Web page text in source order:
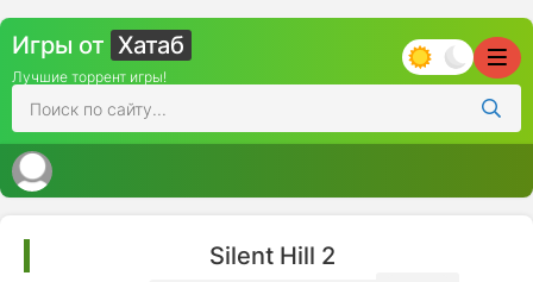
Игры от Хатаб
Лучшие торрент игры!
Silent Hill 2